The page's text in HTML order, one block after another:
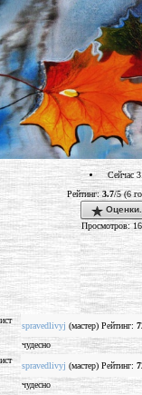
Сейчас
Рейтинг: 3.7/5 (6
Оценки.
Просмотров:
spravedlivyj (мастер) Рейтинг:
чудесно
spravedlivyj (мастер) Рейтинг:
чудесно